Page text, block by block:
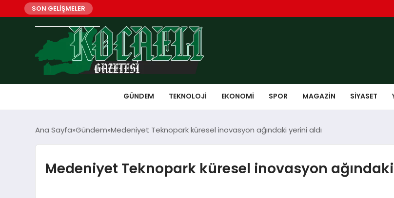
SON GELİŞMELER
GÜNDEM TEKNOLOJI EKONOMI SPOR MAGAZIN SIYASET
Ana Sayfa Gündem Medeniyet Teknopark küresel inovasyon ağındaki yerini aldı
Medeniyet Teknopark küresel inovasyon